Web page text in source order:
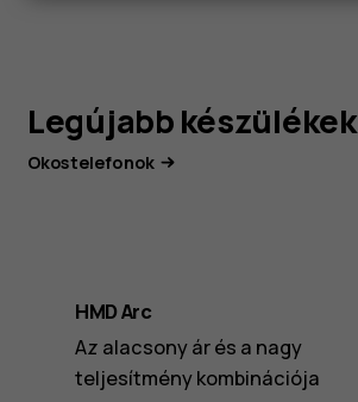
Legújabb készülékek
Okostelefonok
HMD Arc
Az alacsony ár és a nagy
teljesítmény kombinációja